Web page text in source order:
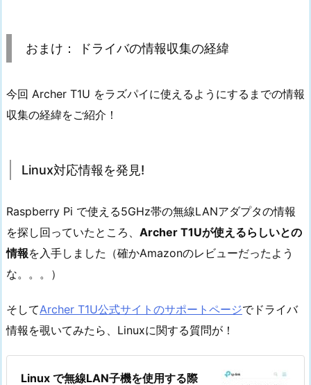
おまけ： ドライバの情報収集の経緯
今回 Archer T1U をラズパイに使えるようにするまでの情報
収集の経緯をご紹介！
Linux対応情報を発見!
Raspberry Pi で使える5GHz帯の無線LANアダプタの情報
を探し回っていたところ、 Archer T1Uが使えるらしいとの
情報を入手しました（確かAmazonのレビューだったよう
な。。。）
そしてArcher T1U公式サイトのサポートページでドライバ
情報を覗いてみたら、Linuxに関する質問が！
Linux で無線LAN子機を使用する際